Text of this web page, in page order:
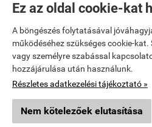
Ez az oldal cookie-kat
A böngészés folytatásával
működéséhez szükséges cookie-
vagy személyre szabással
hozzájárulása után használunk.
Részletes adatkezelési tájékoztató »
Nem kötelezőek elutasítása
Saját fiók
Bemutatkozás
Elérhetőségek